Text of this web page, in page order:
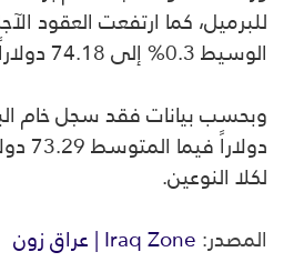
للبرميل، كما ارتفعت العقود
الوسيط 0.3% إلى 74.18 دولاراً للبرميل.
لكلا النوعين.
المصدر:Iraq Zone | عراق زون